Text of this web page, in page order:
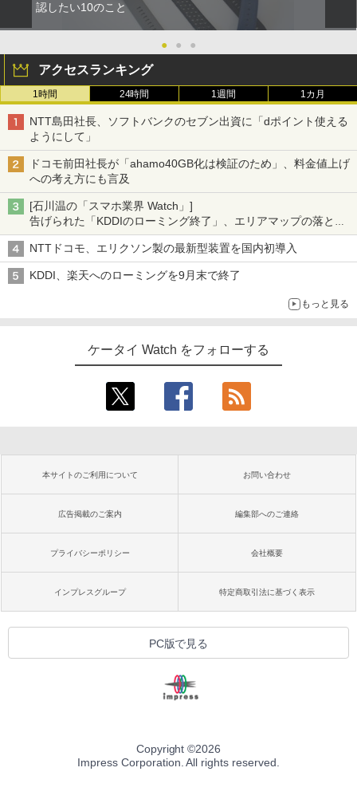
認したい10のこと
● ● ●
アクセスランキング
1時間 24時間 1週間 1カ月
NTT島田社長、ソフトバンクのセブン出資に「dポイント使える
ようにして」
ドコモ前田社長が「ahamo40GB化は検証のため」、料金値上げ
への考え方にも言及
[石川温の「スマホ業界 Watch」]
告げられた「KDDIのローミング終了」、エリアマップの落とし
穴と楽天モバイルの課題
NTTドコモ、エリクソン製の最新型装置を国内初導入
KDDI、楽天へのローミングを9月末で終了
もっと見る
ケータイ Watch をフォローする
本サイトのご利用について お問い合わせ
広告掲載のご案内 編集部へのご連絡
プライバシーポリシー 会社概要
インプレスグループ 特定商取引法に基づく表示
PC版で見る
Copyright ©2026
Impress Corporation. All rights reserved.